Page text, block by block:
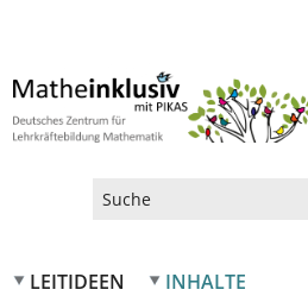
LEITIDEEN
INHALTE